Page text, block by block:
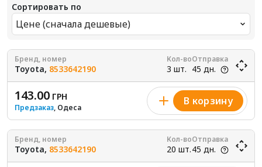
Сортировать по
Цене (сначала дешевые)
Бренд, номер
Toyota, 8533642190
Кол-во
3 шт.
Отправка
45 дн.
143.00 ГРН
Предзаказ, Одеса
В корзину
Бренд, номер
Toyota, 8533642190
Кол-во
20 шт.
Отправка
45 дн.